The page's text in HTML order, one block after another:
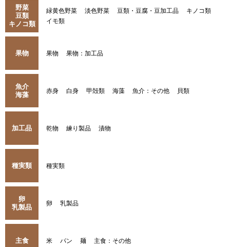
野菜
豆類
キノコ類
緑黄色野菜 淡色野菜 豆類・豆腐・豆加工品
キノコ類
イモ類
果物 果物 果物：加工品
魚介
海藻
赤身 白身 甲殻類 海藻 魚介：その他 貝類
加工品 乾物 練り製品 漬物
種実類 種実類
卵
乳製品
卵 乳製品
主食 米 パン 麺 主食：その他